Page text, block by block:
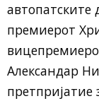
автопатските
премиерот
Александар